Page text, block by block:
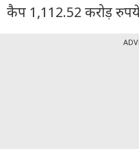
न्यूज
कैप 1,112.52 करोड़